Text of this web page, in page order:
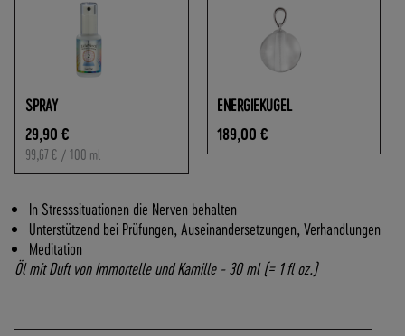
W
R
E
N
W
SPRAY
29,90 €
99,67 € / 100 ml
ENERGIEKUGEL
189,00 €
In Stresssituationen die Nerven behalten
Unterstützend bei Prüfungen, Auseinandersetzungen, Verhandlungen
Meditation
Öl mit Duft von Immortelle und Kamille - 30 ml (= 1 fl oz.)